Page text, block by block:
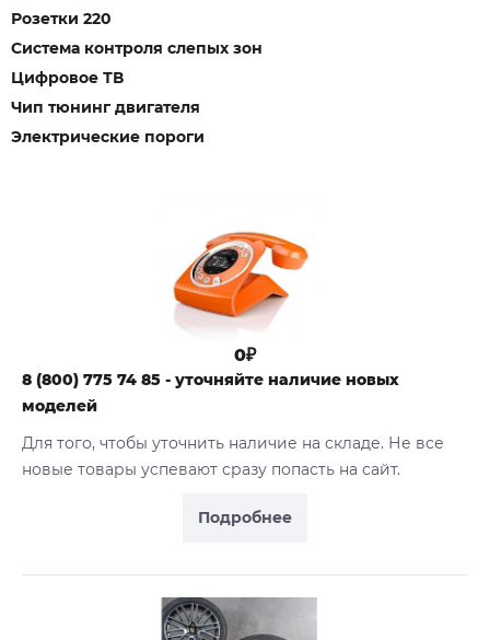
Розетки 220
Система контроля слепых зон
Цифровое ТВ
Чип тюнинг двигателя
Электрические пороги
Подробнее
0₽
8 (800) 775 74 85 - уточняйте наличие новых
моделей
Для того, чтобы уточнить наличие на складе. Не все
новые товары успевают сразу попасть на сайт.